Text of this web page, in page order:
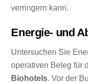
verringern kann.
Energie- und
Untersuchen Sie
operativen Beleg für
Biohotels. Vor der